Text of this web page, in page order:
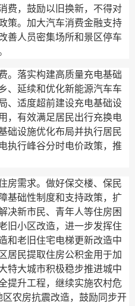
费，鼓励以旧换新，不得对
策。加大汽车消费金融支持
善人员密集场所和景区停车
。 落实构建高质量充电基础
、延续和优化新能源汽车车
、适度超前建设充电基础设
，有效满足居民出行充换电
础设施优化布局并执行居民
执行峰谷分时电价政策，推
房需求。 做好保交楼、保民
基础性制度和支持政策，扩
决新市民、青年人等住房困
旧小区改造，进一步发挥住
和老旧住宅电梯更新改造中
居民提取住房公积金用于加
特大城市积极稳步推进城中
提升工程，继续实施农村危
农房抗震改造，鼓励同步开